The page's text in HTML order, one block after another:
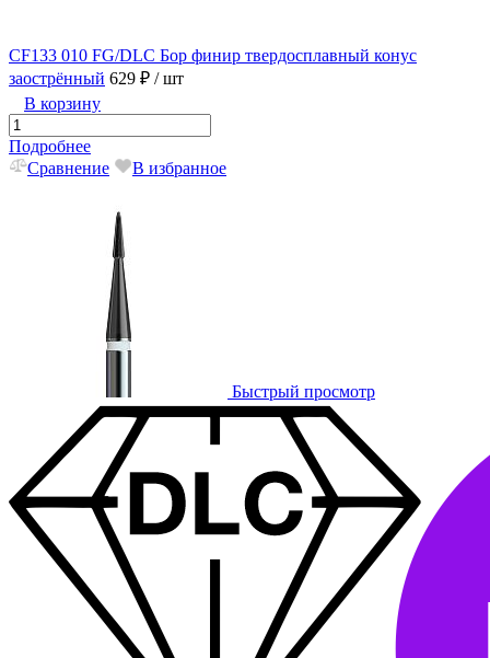
CF133 010 FG/DLC Бор финир твердосплавный конус
заострённый 629 ₽ / шт
В корзину
Подробнее
Сравнение
В избранное
Быстрый просмотр